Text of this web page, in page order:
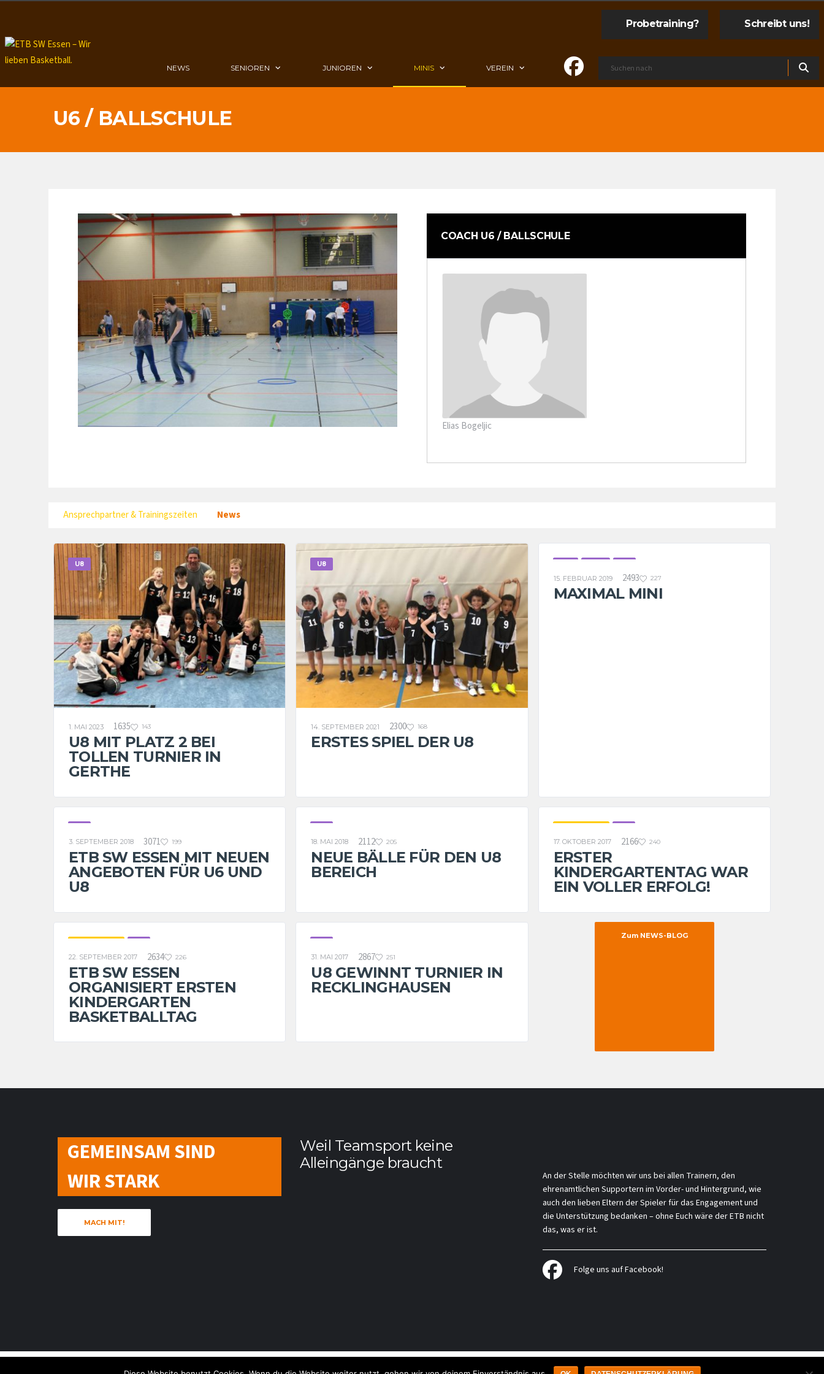
Probetraining? Schreibt uns!
NEWS SENIOREN JUNIOREN MINIS VEREIN
U6 / BALLSCHULE
COACH U6 / BALLSCHULE
Elias Bogeljic
Ansprechpartner & Trainingszeiten News
U8
1. MAI 2023 1635 143
U8 MIT PLATZ 2 BEI
TOLLEN TURNIER IN
GERTHE
U8
14. SEPTEMBER 2021 2300 168
ERSTES SPIEL DER U8
15. FEBRUAR 2019 2493 227
MAXIMAL MINI
3. SEPTEMBER 2018 3071 199
ETB SW ESSEN MIT NEUEN
ANGEBOTEN FÜR U6 UND
U8
18. MAI 2018 2112 205
NEUE BÄLLE FÜR DEN U8
BEREICH
17. OKTOBER 2017 2166 240
ERSTER
KINDERGARTENTAG WAR
EIN VOLLER ERFOLG!
22. SEPTEMBER 2017 2634 226
ETB SW ESSEN
ORGANISIERT ERSTEN
KINDERGARTEN
BASKETBALLTAG
31. MAI 2017 2867 251
U8 GEWINNT TURNIER IN
RECKLINGHAUSEN
Zum NEWS-BLOG
GEMEINSAM SIND
WIR STARK
MACH MIT!
Weil Teamsport keine
Alleingänge braucht
An der Stelle möchten wir uns bei allen Trainern, den
ehrenamtlichen Supportern im Vorder- und Hintergrund, wie
auch den lieben Eltern der Spieler für das Engagement und
die Unterstützung bedanken – ohne Euch wäre der ETB nicht
das, was er ist.
Folge uns auf Facebook!
Impressum Datenschutzerklärung Kontakt